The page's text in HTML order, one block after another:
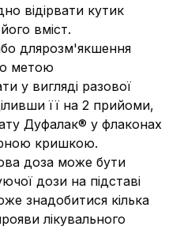
відірвати кутик
вміст.
длярозм'якшення
метою
у вигляді разової
її на 2 прийоми,
Дуфалак® у флаконах
кришкою.
доза може бути
дози на підставі
знадобитися кілька
лікувального